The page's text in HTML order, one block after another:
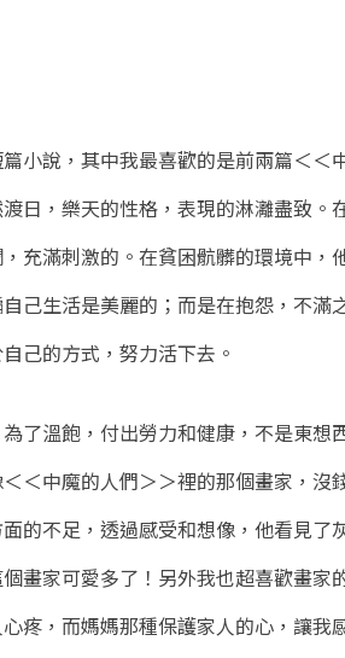
小說，其中我最喜歡的是前兩篇＜＜
日，樂天的性格，表現的淋灕盡致。
充滿刺激的。在貧困骯髒的環境中，
己生活是美麗的；而是在抱怨，不滿
己的方式，努力活下去。
了溫飽，付出勞力和健康，不是東想
＜中魔的人們＞＞裡的那個畫家，沒
的不足，透過感受和想像，他看見了
畫家可愛多了！另外我也超喜歡畫家
疼，而媽媽那種保護家人的心，讓我